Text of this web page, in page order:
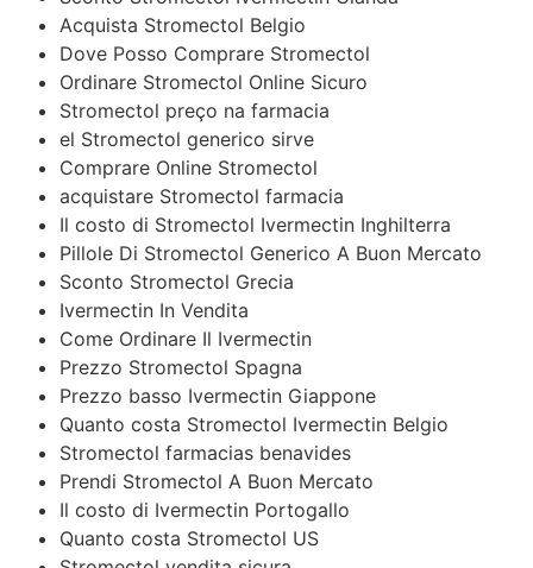
Acquista Stromectol Belgio
Dove Posso Comprare Stromectol
Ordinare Stromectol Online Sicuro
Stromectol preço na farmacia
el Stromectol generico sirve
Comprare Online Stromectol
acquistare Stromectol farmacia
Il costo di Stromectol Ivermectin Inghilterra
Pillole Di Stromectol Generico A Buon Mercato
Sconto Stromectol Grecia
Ivermectin In Vendita
Come Ordinare Il Ivermectin
Prezzo Stromectol Spagna
Prezzo basso Ivermectin Giappone
Quanto costa Stromectol Ivermectin Belgio
Stromectol farmacias benavides
Prendi Stromectol A Buon Mercato
Il costo di Ivermectin Portogallo
Quanto costa Stromectol US